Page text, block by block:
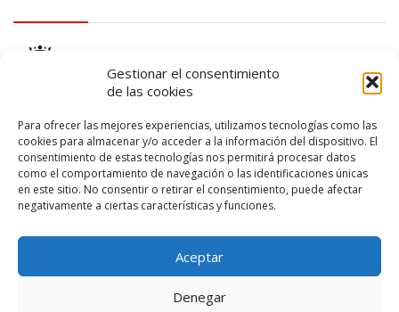
Gestionar el consentimiento
de las cookies
Para ofrecer las mejores experiencias, utilizamos tecnologías como las
cookies para almacenar y/o acceder a la información del dispositivo. El
consentimiento de estas tecnologías nos permitirá procesar datos
como el comportamiento de navegación o las identificaciones únicas
en este sitio. No consentir o retirar el consentimiento, puede afectar
negativamente a ciertas características y funciones.
Aceptar
Denegar
logo SID